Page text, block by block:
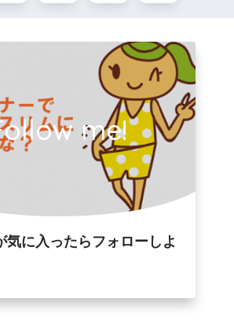
me!
気に入ったらフォローしよ